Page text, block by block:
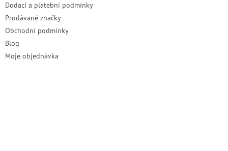
Dodací a platební podmínky
Prodávané značky
Obchodní podmínky
Blog
Moje objednávka